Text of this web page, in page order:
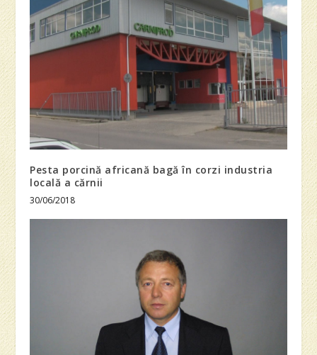
Pesta porcină africană bagă în corzi industria
locală a cărnii
30/06/2018